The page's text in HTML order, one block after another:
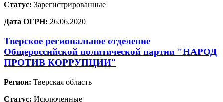
Статус: Зарегистрированные
Дата ОГРН: 26.06.2020
Тверское региональное отделение
Общероссийской политической партии "НАРОД
ПРОТИВ КОРРУПЦИИ"
Регион: Тверская область
Статус: Исключенные